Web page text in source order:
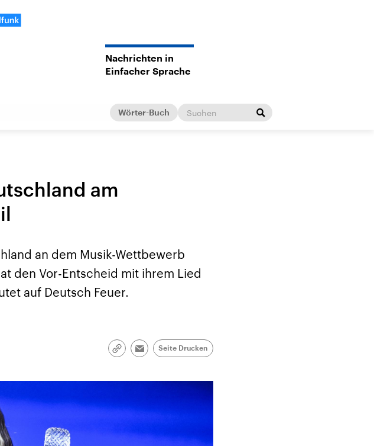
Nachrichten in
Einfacher Sprache
Wörter-Buch
am
an dem Musik-Wettbewerb
den Vor-Entscheid mit ihrem Lied
auf Deutsch Feuer.
Link
Email
Seite Drucken